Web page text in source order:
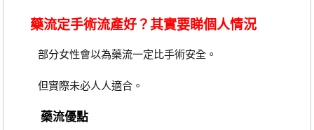
藥流定手術流產好？其實要睇個人情況
部分女性會以為藥流一定比手術安全。
但實際未必人人適合。
藥流優點